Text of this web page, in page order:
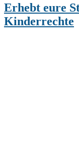
Erhebt eure
Kinderrechte